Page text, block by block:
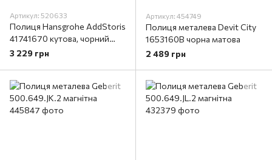
Артикул: 520633
Полиця Hansgrohe AddStoris
41741670 кутова, чорний
матовий
3 229 грн
Артикул: 454749
Полиця металева Devit City
1653160B чорна матова
2 489 грн